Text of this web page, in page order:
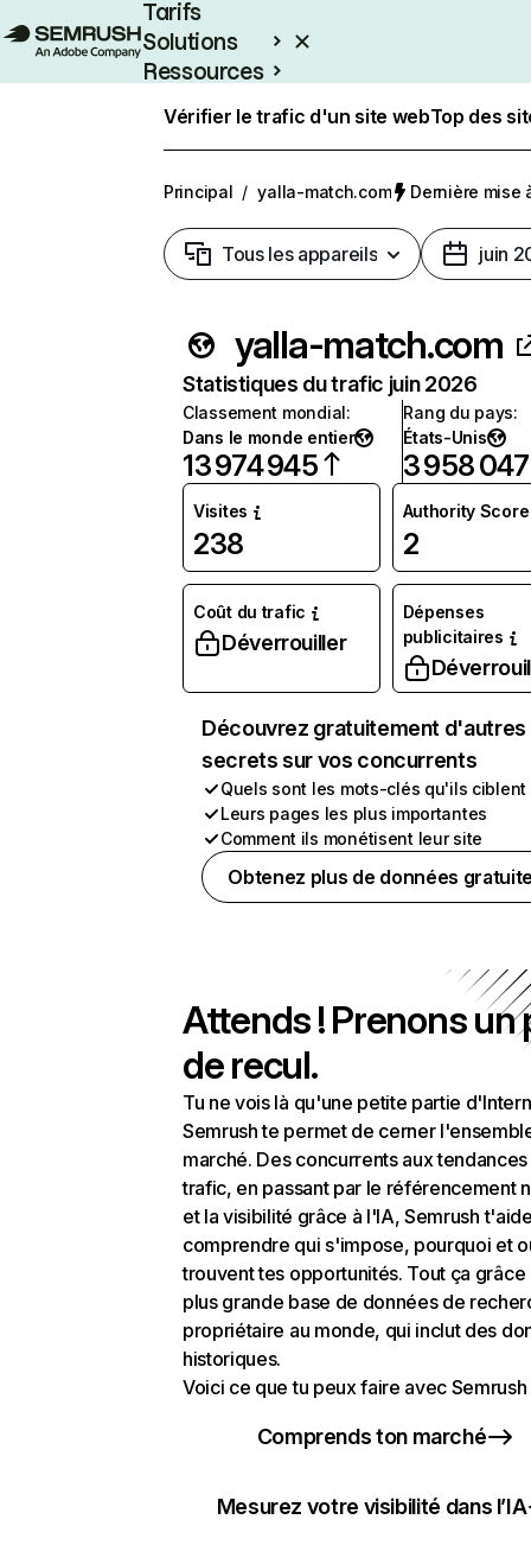
Tarifs
Solutions
Ressources
Vérifier le trafic d'un site webTop des
Principal / yalla-match.com Dernière mise
Tous les appareils juin
yalla-match.com
Statistiques du trafic juin 2026
Classement mondial:
Dans le monde entier
13 974 945
Rang du pays:
États-Unis
3 958 047
Visites
238
Authority Score
2
Coût du trafic
Déverrouiller
Dépenses
publicitaires
Découvrez gratuitement d'autres
secrets sur vos concurrents
Quels sont les mots-clés qu'ils ciblent
Leurs pages les plus importantes
Comment ils monétisent leur site
Obtenez plus de données
Attends ! Prenons un
de recul.
Tu ne vois là qu'une petite partie
Semrush te permet de cerner
marché. Des concurrents aux
trafic, en passant par le référencement
et la visibilité grâce à l'IA, Semrush
comprendre qui s'impose, pourquoi et
trouvent tes opportunités. Tout ça grâce
plus grande base de données de
propriétaire au monde, qui inclut des
historiques.
Voici ce que tu peux faire avec Semrush
Comprends ton marché
Mesurez votre visibilité dans l’IA